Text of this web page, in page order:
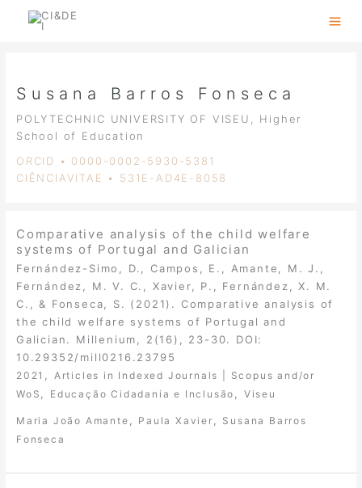
Susana Barros Fonseca
POLYTECHNIC UNIVERSITY OF VISEU, Higher
School of Education
ORCID • 0000-0002-5930-5381
CIÊNCIAVITAE • 531E-AD4E-8058
Comparative analysis of the child welfare
systems of Portugal and Galician
Fernández-Simo, D., Campos, E., Amante, M. J.,
Fernández, M. V. C., Xavier, P., Fernández, X. M.
C., & Fonseca, S. (2021). Comparative analysis of
the child welfare systems of Portugal and
Galician. Millenium, 2(16), 23-30. DOI:
10.29352/mill0216.23795
2021
Articles in Indexed Journals | Scopus and/or
WoS
Educação Cidadania e Inclusão Viseu
Maria João Amante , Paula Xavier , Susana Barros
Fonseca